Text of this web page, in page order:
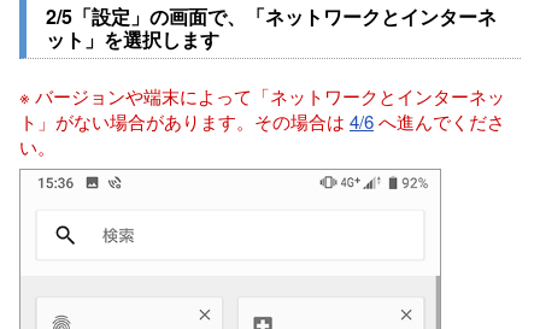
2/5「設定」の画面で、「ネットワークとインターネ
ット」を選択します
※ バージョンや端末によって「ネットワークとインターネッ
ト」がない場合があります。その場合は 4/6へ進んでくださ
い。